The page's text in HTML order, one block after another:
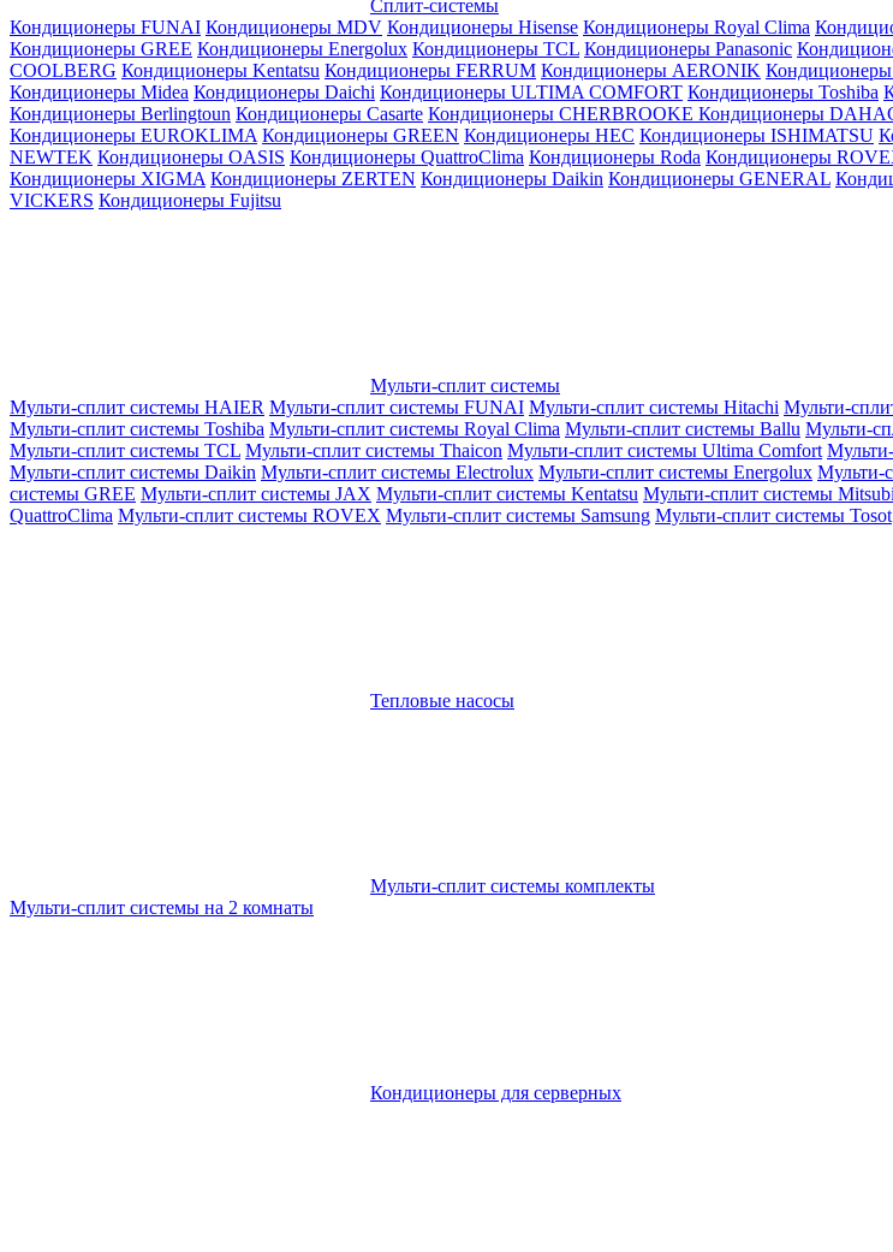
Сплит-системы
Кондиционеры FUNAI Кондиционеры MDV Кондиционеры Hisense Кондиционеры Royal Clima
Кондиционеры GREE Кондиционеры Energolux Кондиционеры TCL Кондиционеры Panasonic
СOOLBERG Кондиционеры Kentatsu Кондиционеры FERRUM Кондиционеры AERONIK
Кондиционеры Midea Кондиционеры Daichi Кондиционеры ULTIMA COMFORT Кондиционеры Toshiba
Кондиционеры Berlingtoun Кондиционеры Casarte Кондиционеры CHERBROOKE Кондиционеры
Кондиционеры EUROKLIMA Кондиционеры GREEN Кондиционеры HEC Кондиционеры ISHIMATSU
NEWTEK Кондиционеры OASIS Кондиционеры QuattroClima Кондиционеры Roda Кондиционеры
Кондиционеры XIGMA Кондиционеры ZERTEN Кондиционеры Daikin Кондиционеры GENERAL
VICKERS Кондиционеры Fujitsu
Мульти-сплит системы
Мульти-сплит системы HAIER Мульти-сплит системы FUNAI Мульти-сплит системы Hitachi Мульти-
Мульти-сплит системы Toshiba Мульти-сплит системы Royal Clima Мульти-сплит системы Ballu Мульти-
Мульти-сплит системы TCL Мульти-сплит системы Thaicon Мульти-сплит системы Ultima Comfort
Мульти-сплит системы Daikin Мульти-сплит системы Electrolux Мульти-сплит системы Energolux Мульти-
системы GREE Мульти-сплит системы JAX Мульти-сплит системы Kentatsu Мульти-сплит системы
QuattroClima Мульти-сплит системы ROVEX Мульти-сплит системы Samsung Мульти-сплит системы Tosot
Тепловые насосы
Мульти-сплит системы комплекты
Мульти-сплит системы на 2 комнаты
Кондиционеры для серверных